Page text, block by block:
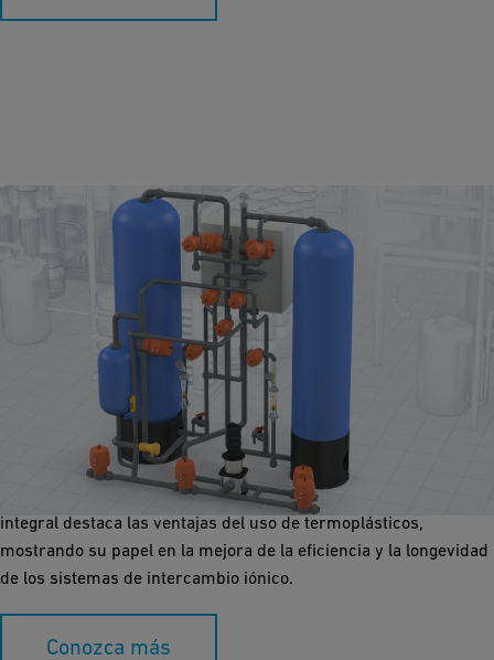
Intercambio iónico
Descubra los beneficios de las soluciones termoplásticas para
sistemas de intercambio iónico, que ofrecen mayor resistencia
química, durabilidad y fácil mantenimiento. Nuestra guía
integral destaca las ventajas del uso de termoplásticos,
mostrando su papel en la mejora de la eficiencia y la longevidad
de los sistemas de intercambio iónico.
Conozca más